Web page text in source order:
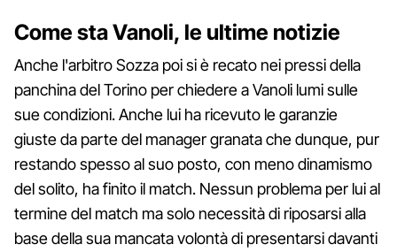
Come sta Vanoli, le ultime notizie
Anche l'arbitro Sozza poi si è recato nei pressi della
panchina del Torino per chiedere a Vanoli lumi sulle
sue condizioni. Anche lui ha ricevuto le garanzie
giuste da parte del manager granata che dunque, pur
restando spesso al suo posto, con meno dinamismo
del solito, ha finito il match. Nessun problema per lui al
termine del match ma solo necessità di riposarsi alla
base della sua mancata volontà di presentarsi davanti